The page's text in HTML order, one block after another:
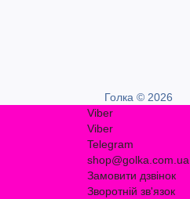
Голка © 2026
Viber
Viber
Telegram
shop@golka.com.ua
Замовити дзвінок
Зворотній зв'язок